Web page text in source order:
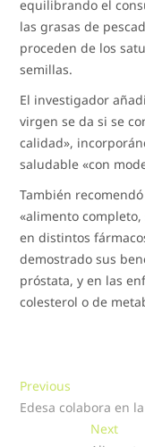
equilibrando el
las grasas de
proceden de los
semillas.
El investigador
virgen se da si se
calidad»,
saludable «con
También
«alimento
en distintos
demostrado sus
próstata, y en las
colesterol o de
Navegación
de
Previous
post:
Edesa colabora en
NextNext